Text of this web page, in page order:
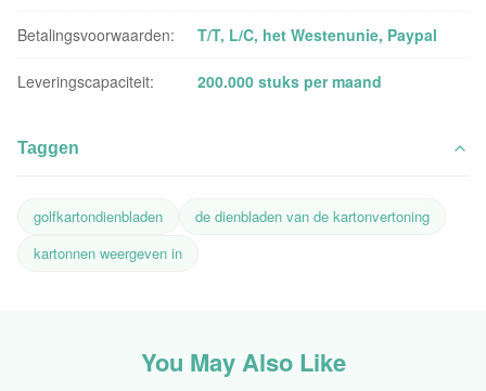
Betalingsvoorwaarden: T/T, L/C, het Westenunie, Paypal
Leveringscapaciteit: 200.000 stuks per maand
Taggen
golfkartondienbladen
de dienbladen van de kartonvertoning
kartonnen weergeven in
You May Also Like